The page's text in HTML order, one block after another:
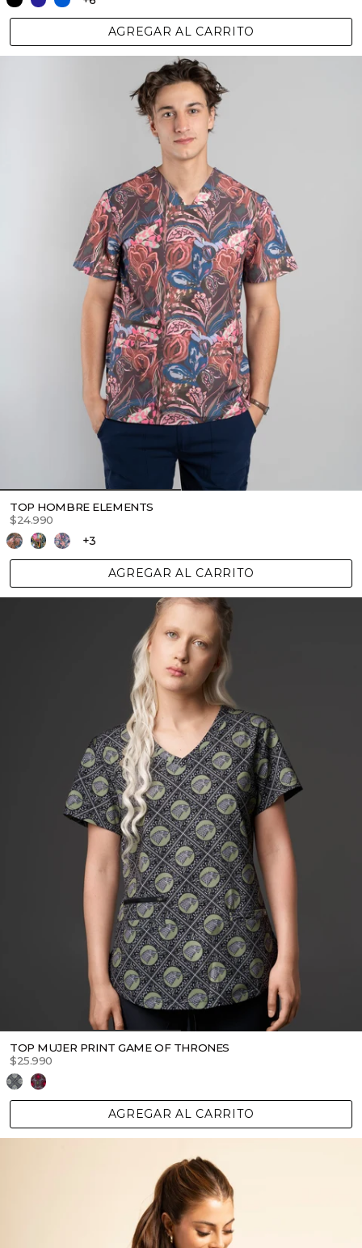
AGREGAR AL CARRITO
TOP HOMBRE ELEMENTS
$24.990
+3
AGREGAR AL CARRITO
TOP MUJER PRINT GAME OF THRONES
$25.990
AGREGAR AL CARRITO